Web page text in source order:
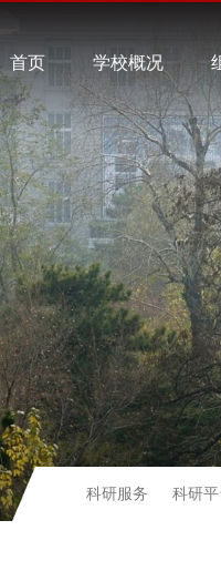
首页 学校概况
科研服务 科研平